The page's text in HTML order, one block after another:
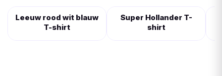
Leeuw rood wit blauw
T-shirt
Super Hollander T-
shirt